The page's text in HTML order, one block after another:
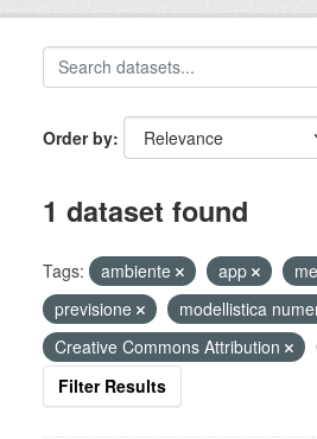
Order by
1 dataset found
Tags: ambiente app
previsione
modellistica
Creative Commons Attribution
Filter Results